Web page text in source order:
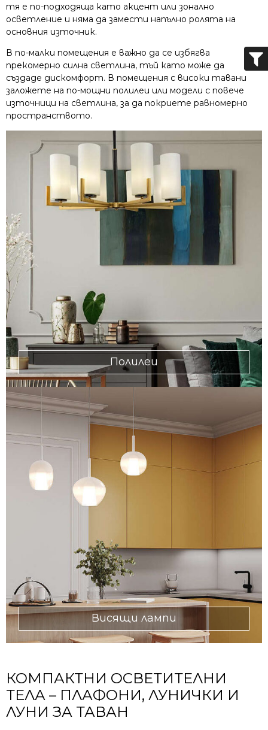
тя е по-подходяща като акцент или зонално
осветление и няма да замести напълно ролята на
основния източник.
В по-малки помещения е важно да се избягва
прекомерно силна светлина, тъй като може да
създаде дискомфорт. В помещения с високи тавани
заложете на по-мощни полилеи или модели с повече
източници на светлина, за да покриете равномерно
пространството.
Полилеи
Висящи лампи
КОМПАКТНИ ОСВЕТИТЕЛНИ
ТЕЛА – ПЛАФОНИ, ЛУНИЧКИ И
ЛУНИ ЗА ТАВАН